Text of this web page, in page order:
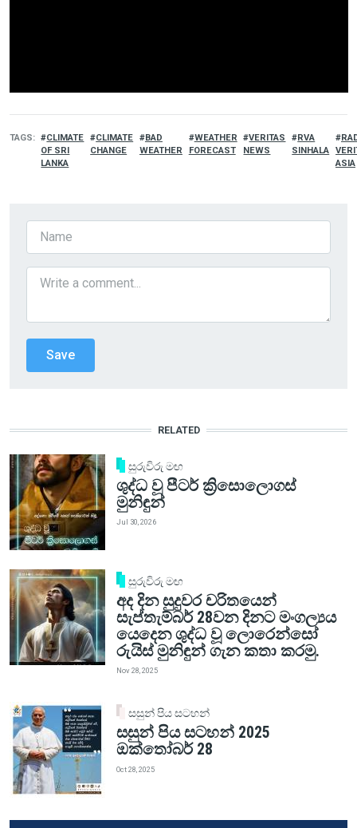
TAGS
CLIMATE
OF SRI
LANKA
CLIMATE
CHANGE
BAD
WEATHER
WEATHER
FORECAST
VERITAS
NEWS
RVA
SINHALA
ASIA
RELATED
සුරුවිරු මඟ
ශුද්ධ වූ පීටර් ක්‍රිසොලොගස්
මුනිඳුන්
Jul 30, 2026
සුරුවිරු මඟ
අද දින සුදුවර චරිතයෙන්
සැප්තැම්බර් 28වන දිනට මංගල්‍යය
යෙදෙන ශුද්ධ වූ ලොරෙන්සෝ
රුයිස් මුනිඳුන් ගැන කතා කරමු.
Nov 28, 2025
සසුන් පිය සටහන්
සසුන් පිය සටහන් 2025
ඔක්තෝබර් 28
Oct 28, 2025